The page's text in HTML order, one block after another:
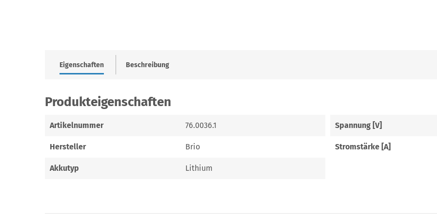
Eigenschaften Beschreibung
Produkteigenschaften
Artikelnummer 76.0036.1
Hersteller Brio
Akkutyp Lithium
Spannung [V]
Stromstärke [A]